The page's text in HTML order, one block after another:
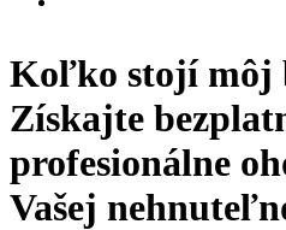
Koľko stojí môj
Získajte
profesionálne
Vašej